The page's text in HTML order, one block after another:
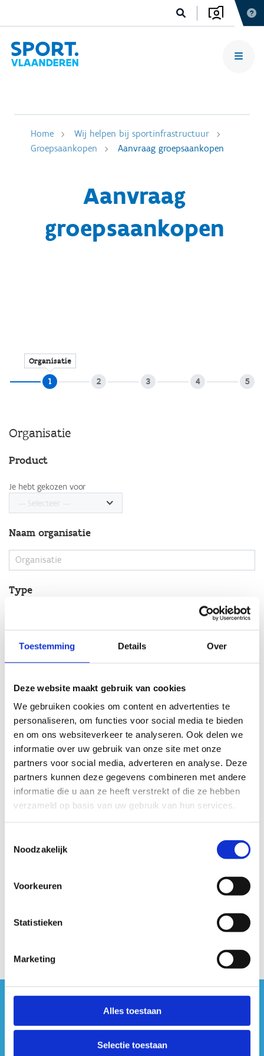
Toestemming Details Over
Deze website maakt gebruik van cookies
We gebruiken cookies om content en advertenties te
personaliseren, om functies voor social media te bieden
en om ons websiteverkeer te analyseren. Ook delen we
informatie over uw gebruik van onze site met onze
partners voor social media, adverteren en analyse. Deze
partners kunnen deze gegevens combineren met andere
informatie die u aan ze heeft verstrekt of die ze hebben
verzameld op basis van uw gebruik van hun services.
Noodzakelijk
Voorkeuren
Statistieken
Marketing
Alles toestaan
Selectie toestaan
Home
Wij helpen bij sportinfrastructuur
Groepsaankopen
Aanvraag groepsaankopen
Aanvraag
groepsaankopen
#sportersbelevenmeer
ook op sociale media